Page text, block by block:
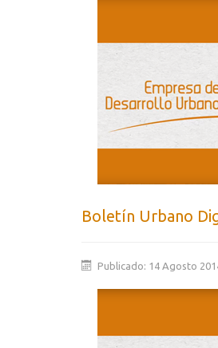
Boletín Urbano
Publicado: 14 Agosto